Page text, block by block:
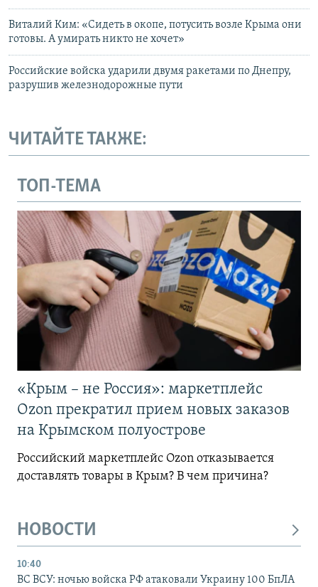
Виталий Ким: «Сидеть в окопе, потусить возле Крыма они
готовы. А умирать никто не хочет»
Российские войска ударили двумя ракетами по Днепру,
разрушив железнодорожные пути
ЧИТАЙТЕ ТАКЖЕ:
ТОП-ТЕМА
«Крым – не Россия»: маркетплейс
Ozon прекратил прием новых заказов
на Крымском полуострове
Российский маркетплейс Ozon отказывается
доставлять товары в Крым? В чем причина?
НОВОСТИ
10:40
ВС ВСУ: ночью войска РФ атаковали Украину 100 БпЛА